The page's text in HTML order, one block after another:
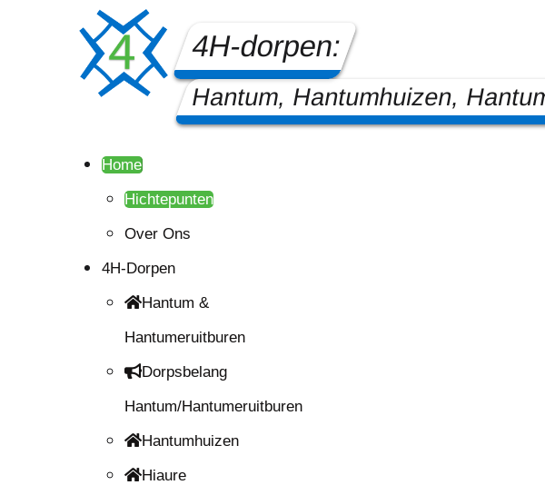
4H-dorpen:
Hantum, Hantumhuizen,
Home
Hichtepunten
Over Ons
4H-Dorpen
Hantum &
Hantumeruitburen
Dorpsbelang
Hantum/Hantumeruitburen
Hantumhuizen
Hiaure